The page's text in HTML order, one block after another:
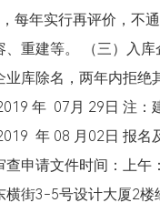
每年实行再评价，不
、重建等。 （三）入
业库除名，两年内拒绝
年 07月 29日 注：
年 08 月02日 报名
查申请文件时间：上
横街3-5号设计大厦2楼